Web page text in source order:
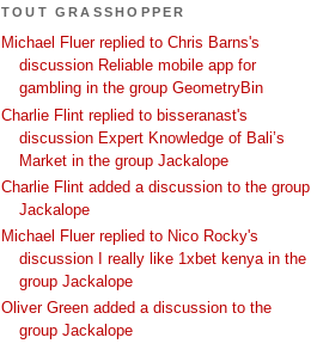
TOUT GRASSHOPPER
Michael Fluer replied to Chris Barns's
discussion Reliable mobile app for
gambling in the group GeometryBin
Charlie Flint replied to bisseranast's
discussion Expert Knowledge of Bali’s
Market in the group Jackalope
Charlie Flint added a discussion to the group
Jackalope
Michael Fluer replied to Nico Rocky's
discussion I really like 1xbet kenya in the
group Jackalope
Oliver Green added a discussion to the
group Jackalope